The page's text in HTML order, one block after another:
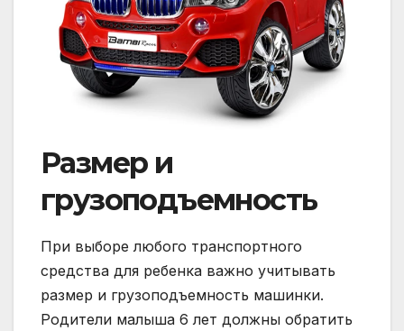
Размер и
грузоподъемность
При выборе любого транспортного
средства для ребенка важно учитывать
размер и грузоподъемность машинки.
Родители малыша 6 лет должны обратить